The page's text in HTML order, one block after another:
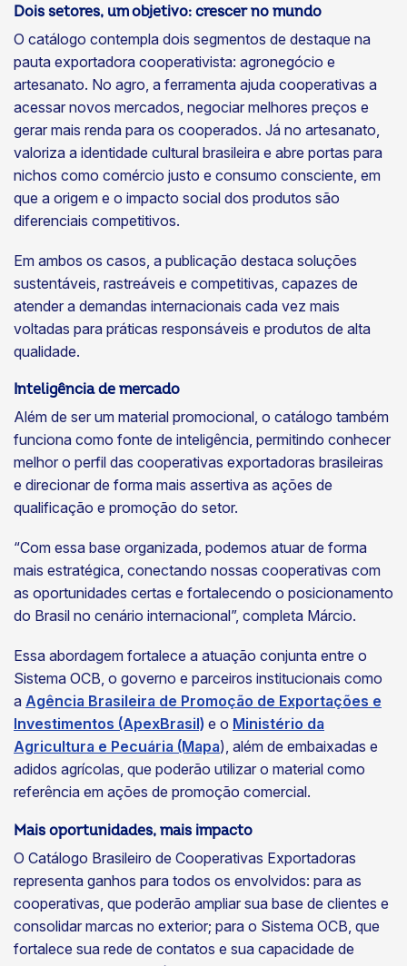
Dois setores, um objetivo: crescer no mundo
O catálogo contempla dois segmentos de destaque na
pauta exportadora cooperativista: agronegócio e
artesanato. No agro, a ferramenta ajuda cooperativas a
acessar novos mercados, negociar melhores preços e
gerar mais renda para os cooperados. Já no artesanato,
valoriza a identidade cultural brasileira e abre portas para
nichos como comércio justo e consumo consciente, em
que a origem e o impacto social dos produtos são
diferenciais competitivos.
Em ambos os casos, a publicação destaca soluções
sustentáveis, rastreáveis e competitivas, capazes de
atender a demandas internacionais cada vez mais
voltadas para práticas responsáveis e produtos de alta
qualidade.
Inteligência de mercado
Além de ser um material promocional, o catálogo também
funciona como fonte de inteligência, permitindo conhecer
melhor o perfil das cooperativas exportadoras brasileiras
e direcionar de forma mais assertiva as ações de
qualificação e promoção do setor.
“Com essa base organizada, podemos atuar de forma
mais estratégica, conectando nossas cooperativas com
as oportunidades certas e fortalecendo o posicionamento
do Brasil no cenário internacional”, completa Márcio.
Essa abordagem fortalece a atuação conjunta entre o
Sistema OCB, o governo e parceiros institucionais como
a Agência Brasileira de Promoção de Exportações e
Investimentos (ApexBrasil) e o Ministério da
Agricultura e Pecuária (Mapa), além de embaixadas e
adidos agrícolas, que poderão utilizar o material como
referência em ações de promoção comercial.
Mais oportunidades, mais impacto
O Catálogo Brasileiro de Cooperativas Exportadoras
representa ganhos para todos os envolvidos: para as
cooperativas, que poderão ampliar sua base de clientes e
consolidar marcas no exterior; para o Sistema OCB, que
fortalece sua rede de contatos e sua capacidade de